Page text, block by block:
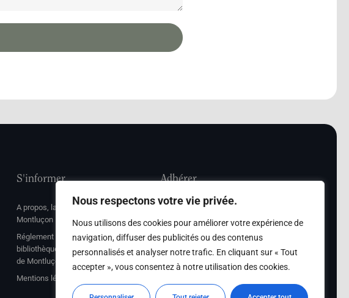
Nous respectons votre vie privée.
Nous utilisons des cookies pour améliorer votre expérience de
navigation, diffuser des publicités ou des contenus
personnalisés et analyser notre trafic. En cliquant sur « Tout
accepter », vous consentez à notre utilisation des cookies.
S'informer
A propos, la société Les Amis de
Montluçon
Réglement de consultation de la
bibliothèque et des archives des Amis
de Montluçon
Mentions légales
Adhérer
Adhésion